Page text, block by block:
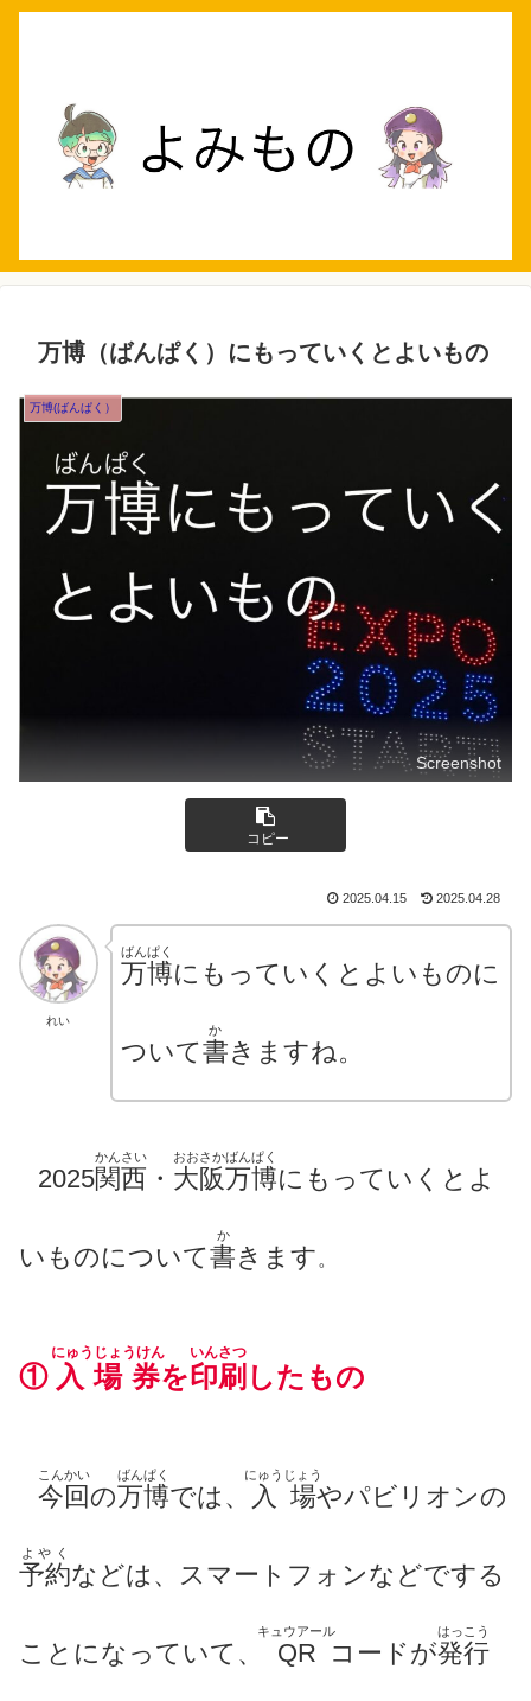
万博（ばんぱく）にもっていくとよいもの
万博(ばんぱく）
Screenshot
コピー
2025.04.15 2025.04.28
れい
万博
ばんぱく
にもっていくとよいものに
ついて書
か
きますね。
2025関西
かんさい
・ 大阪
おおさか
万博
ばんぱく
にもっていくとよ
いものについて書
か
きます。
① 入場券
にゅうじょうけん
を印刷
いんさつ
したもの
今回
こんかい
の万博
ばんぱく
では、 入場
にゅうじょう
やパビリオンの
予約
よやく
などは、スマートフォンなどでする
ことになっていて、 QR
キュウアール
コードが発行
はっこう